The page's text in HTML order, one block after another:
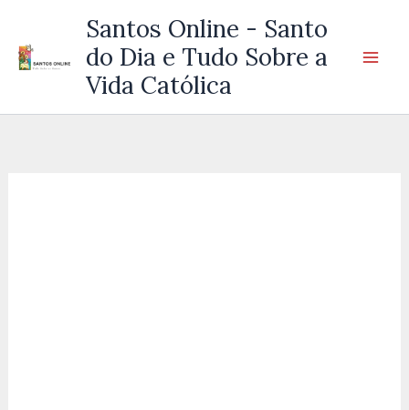
Santos Online - Santo
do Dia e Tudo Sobre a
Vida Católica